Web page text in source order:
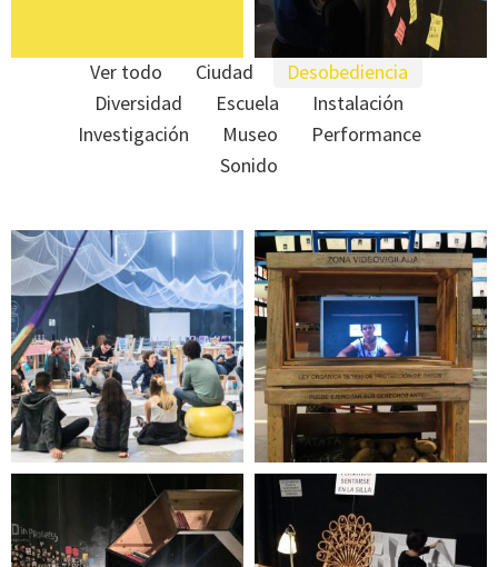
Ver todo Ciudad
Desobediencia
Diversidad
Escuela
Instalación
Investigación
Museo
Performance
Sonido
Antes que se vuelva
pedagogía. Ni arte,
ni curaduría, ni
educación
Historia de una
plaza